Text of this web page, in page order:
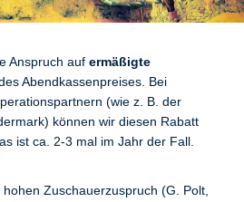
Anspruch auf ermäßigte
Abendkassenpreises. Bei
(wie z. B. der
können wir diesen Rabatt
ist ca. 2-3 mal im Jahr der Fall.
Zuschauerzuspruch (G. Polt,